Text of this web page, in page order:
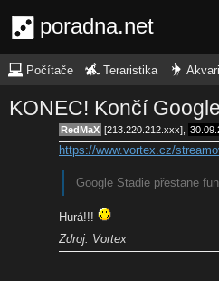
poradna.net
Počítače Teraristika
KONEC! Končí
RedMaX [213.220.212.xxx],
https://www.vortex.cz/
Google Stadie přestane
Hurá!!!
Zdroj: Vortex